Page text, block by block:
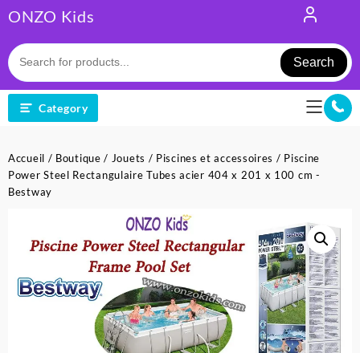
to
content
ONZO Kids
Search
Category
Accueil / Boutique / Jouets / Piscines et accessoires / Piscine
Power Steel Rectangulaire Tubes acier 404 x 201 x 100 cm -
Bestway